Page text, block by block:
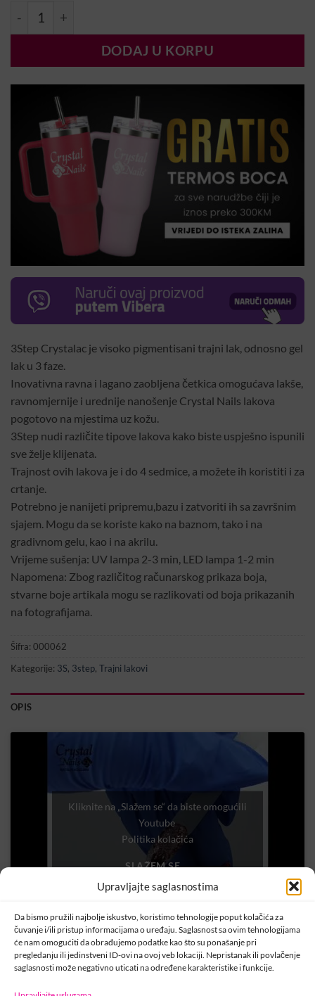
Upravljajte saglasnostima
Da bismo pružili najbolje iskustvo, koristimo tehnologije poput kolačića za
čuvanje i/ili pristup informacijama o uređaju. Saglasnost sa ovim tehnologijama
će nam omogućiti da obrađujemo podatke kao što su ponašanje pri
pregledanju ili jedinstveni ID-ovi na ovoj veb lokaciji. Nepristanak ili povlačenje
saglasnosti može negativno uticati na određene karakteristike i funkcije.
3 Step Trajni lak – 3S74 (8ml) količina
DODAJ U KORPU
3Step Crystalac je visoko pigmentisani trajni lak, odnosno gel
lak u 3 faze.
Inovativna ravna i lagano zaobljena četkica omogućava lakše,
ravnomjernije i urednije nanošenje Crystal Nails lakova
pogotovo na mjestima uz kožu.
3Step nudi različite tipove lakova kako biste uspješno ispunili
sve želje klijenata.
Trajnost ovih lakova je i do 4 sedmice, a možete ih koristiti i za
crtanje.
Potrebno je nanijeti pripremu,bazu i zatvoriti ih sa završnim
sjajem. Mogu da se koriste kako na baznom, tako i na
gradivnom gelu, kao i na akrilu.
Vrijeme sušenja: UV lampa 2-3 min, LED lampa 1-2 min
Napomena: Zbog različitog računarskog prikaza boja,
stvarne boje artikala mogu se razlikovati od boja prikazanih
na fotografijama.
Šifra: 000062
Kategorije: 3S, 3step, Trajni lakovi
OPIS
Kliknite na „Slažem se“ da biste omogućili
Youtube
Politika kolačića
SLAŽEM SE